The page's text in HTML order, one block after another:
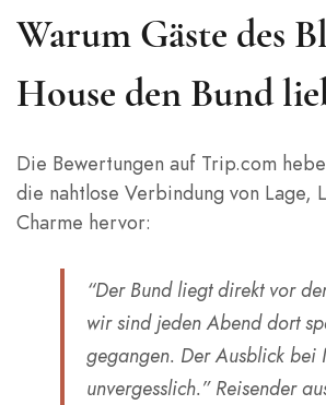
Warum Gäste des
House den Bund
Die Bewertungen auf Trip.com
die nahtlose Verbindung von Lage,
Charme hervor:
“Der Bund liegt direkt vor
wir sind jeden Abend dort
gegangen. Der Ausblick bei
unvergesslich.” Reisender